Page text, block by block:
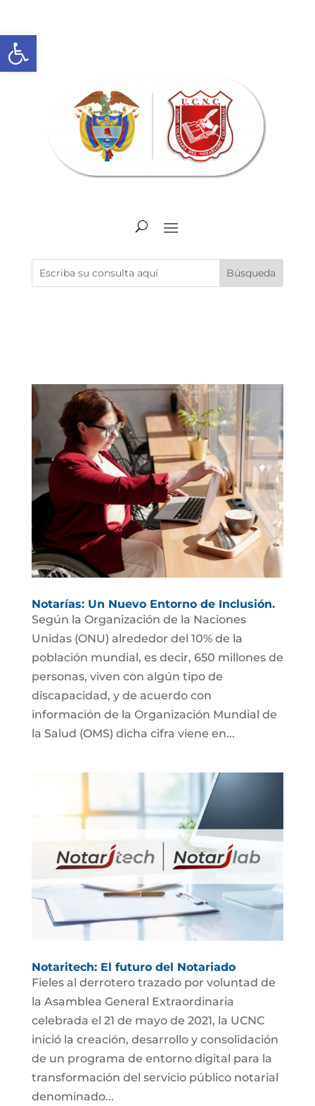
Abrir barra de herramientas
Notarías: Un Nuevo Entorno de Inclusión.
Según la Organización de la Naciones
Unidas (ONU) alrededor del 10% de la
población mundial, es decir, 650 millones de
personas, viven con algún tipo de
discapacidad, y de acuerdo con
información de la Organización Mundial de
la Salud (OMS) dicha cifra viene en...
Notaritech: El futuro del Notariado
Fieles al derrotero trazado por voluntad de
la Asamblea General Extraordinaria
celebrada el 21 de mayo de 2021, la UCNC
inició la creación, desarrollo y consolidación
de un programa de entorno digital para la
transformación del servicio público notarial
denominado...